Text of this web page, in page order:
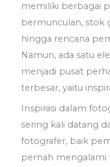
memiliki berbagai
bermunculan, stok
hingga rencana
Namun, ada satu
menjadi pusat
terbesar, yaitu
Inspirasi dalam
sering kali datang
fotografer, baik
pernah mengalami